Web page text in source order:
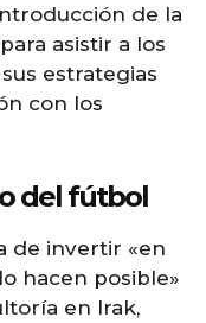
de la
asistir a los
estrategias
con los
del fútbol
de invertir «en
hacen posible»
en Irak,